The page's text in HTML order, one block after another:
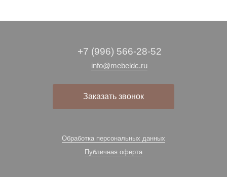
+7 (996) 566-28-52
info@mebeldc.ru
Заказать звонок
Обработка персональных данных
Публичная оферта